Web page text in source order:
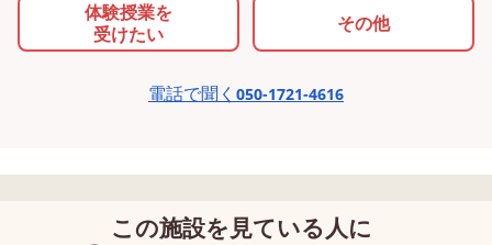
体験授業を
受けたい
その他
電話で聞く 050-1721-4616
この施設を見ている人に